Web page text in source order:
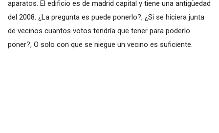
aparatos. El edificio es de madrid capital y tiene una antigüedad
del 2008. ¿La pregunta es puede ponerlo?, ¿Si se hiciera junta
de vecinos cuantos votos tendría que tener para poderlo
poner?, O solo con que se niegue un vecino es suficiente.